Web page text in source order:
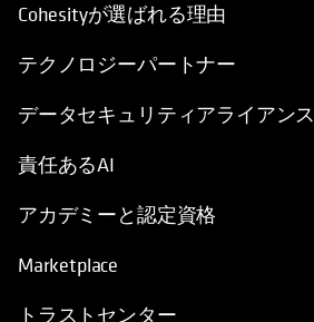
Cohesityが選ばれる理由
テクノロジーパートナー
データセキュリティアライアンス
責任あるAI
アカデミーと認定資格
Marketplace
トラストセンター